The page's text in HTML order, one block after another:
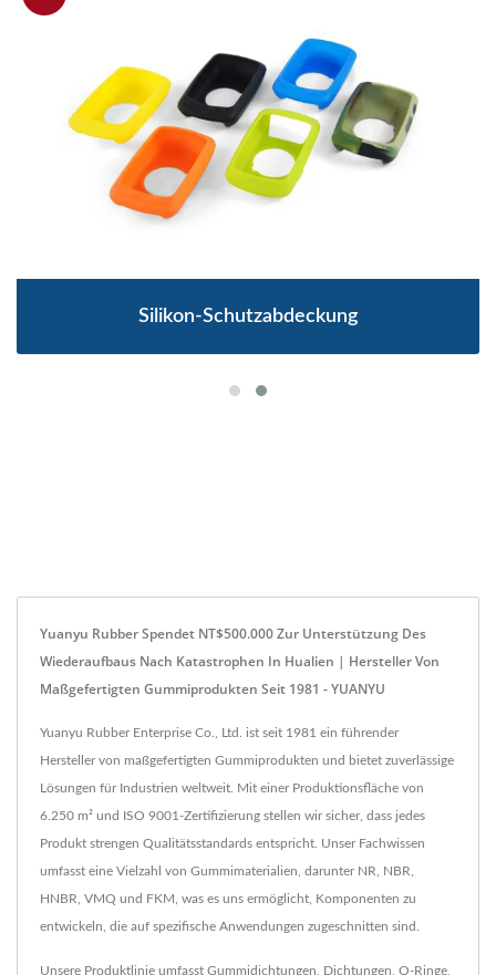
Silikon-Schutzabdeckung
Yuanyu Rubber Spendet NT$500.000 Zur Unterstützung Des
Wiederaufbaus Nach Katastrophen In Hualien | Hersteller Von
Maßgefertigten Gummiprodukten Seit 1981 - YUANYU
Yuanyu Rubber Enterprise Co., Ltd. ist seit 1981 ein führender
Hersteller von maßgefertigten Gummiprodukten und bietet zuverlässige
Lösungen für Industrien weltweit. Mit einer Produktionsfläche von
6.250 m² und ISO 9001-Zertifizierung stellen wir sicher, dass jedes
Produkt strengen Qualitätsstandards entspricht. Unser Fachwissen
umfasst eine Vielzahl von Gummimaterialien, darunter NR, NBR,
HNBR, VMQ und FKM, was es uns ermöglicht, Komponenten zu
entwickeln, die auf spezifische Anwendungen zugeschnitten sind.
Unsere Produktlinie umfasst Gummidichtungen, Dichtungen, O-Ringe,